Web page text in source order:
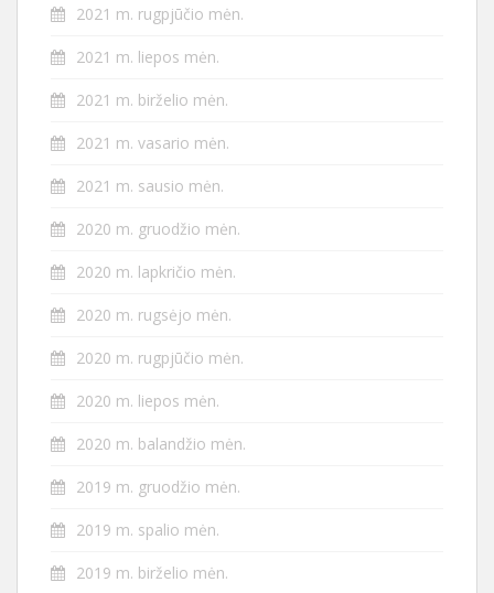
2021 m. rugpjūčio mėn.
2021 m. liepos mėn.
2021 m. birželio mėn.
2021 m. vasario mėn.
2021 m. sausio mėn.
2020 m. gruodžio mėn.
2020 m. lapkričio mėn.
2020 m. rugsėjo mėn.
2020 m. rugpjūčio mėn.
2020 m. liepos mėn.
2020 m. balandžio mėn.
2019 m. gruodžio mėn.
2019 m. spalio mėn.
2019 m. birželio mėn.